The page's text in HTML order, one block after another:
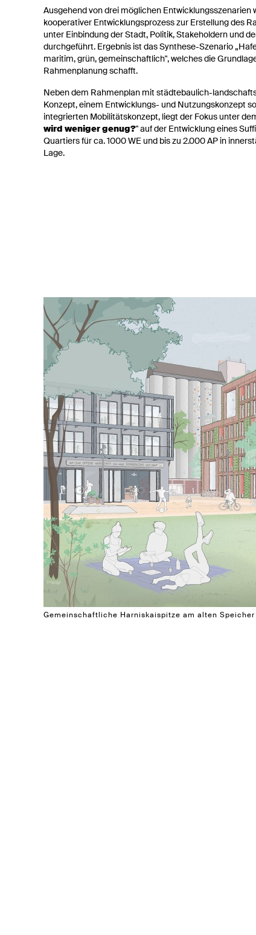
Ausgehend von drei möglichen Entwicklungsszenarien
kooperativer Entwicklungsprozess zur Erstellung des
unter Einbindung der Stadt, Politik, Stakeholdern und
durchgeführt. Ergebnis ist das Synthese-Szenario
maritim, grün, gemeinschaftlich", welches die
Rahmenplanung schafft.
Neben dem Rahmenplan mit städtebaulich-
Konzept, einem Entwicklungs- und Nutzungskonzept
integrierten Mobilitätskonzept, liegt der Fokus unter
wird weniger genug?" auf der Entwicklung eines
Quartiers für ca. 1000 WE und bis zu 2.000 AP in
Lage.
Gemeinschaftliche Harniskaispitze am alten Speicher